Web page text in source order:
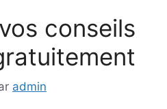
conseils
admin